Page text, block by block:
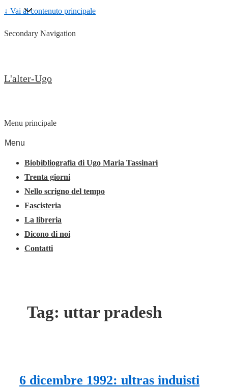
↓ Vai al contenuto principale
Secondary Navigation
L'alter-Ugo
Menu principale
Menu
Biobibliografia di Ugo Maria Tassinari
Trenta giorni
Nello scrigno del tempo
Fascisteria
La libreria
Dicono di noi
Contatti
Tag: uttar pradesh
6 dicembre 1992: ultras induisti